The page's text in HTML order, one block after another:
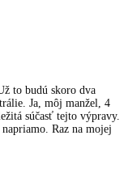
to budú skoro dva
Ja, môj manžel, 4
súčasť tejto výpravy.
Raz na mojej